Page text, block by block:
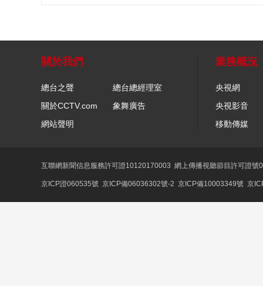
關於我們
總台之聲
總台總經理室
關於CCTV.com
象舞廣告
網站聲明
業務概況
央視網
央視影音
移動傳媒
互聯網新聞信息服務許可證10120170003 網上傳播視聽節目許可證
京ICP證060535號 京ICP備06036302號-2 京ICP備10003349號 京